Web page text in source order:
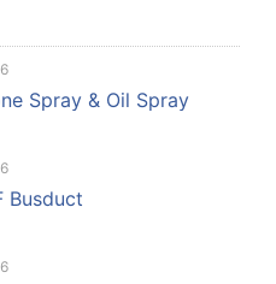
Spray & Oil Spray
Busduct